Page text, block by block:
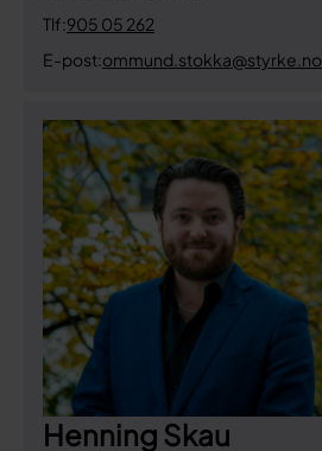
Tlf:905 05 262
E-post:ommund.stokka@styrke.no
Henning Skau